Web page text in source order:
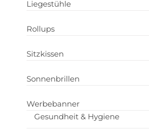
Liegestühle
Rollups
Sitzkissen
Sonnenbrillen
Werbebanner
Gesundheit & Hygiene